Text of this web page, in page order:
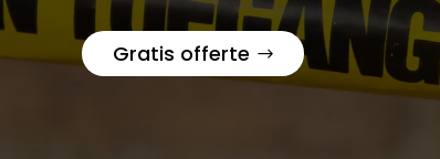
Gratis offerte